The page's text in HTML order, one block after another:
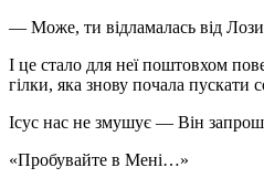
— Може, ти відламалась від
І це стало для неї поштовхом
гілки, яка знову почала пускати
Ісус нас не змушує — Він
«Пробувайте в Мені…»